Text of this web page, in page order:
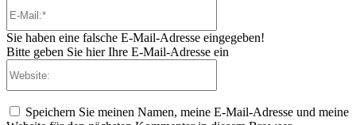
Sie haben eine falsche E-Mail-Adresse eingegeben!
Bitte geben Sie hier Ihre E-Mail-Adresse ein
Speichern Sie meinen Namen, meine E-Mail-Adresse und meine